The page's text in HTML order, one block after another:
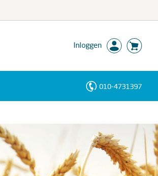
Inloggen
010-4731397